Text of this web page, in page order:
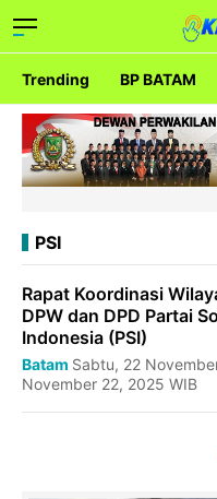
Trending BP BATAM
PSI
Rapat Koordinasi
DPW dan DPD Partai
Indonesia (PSI)
Batam Sabtu, 22
November 22, 2025 WIB